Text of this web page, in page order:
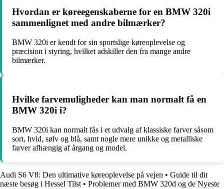
Hvordan er køreegenskaberne for en BMW 320i
sammenlignet med andre bilmærker?
BMW 320i er kendt for sin sportslige køreoplevelse og
præcision i styring, hvilket adskiller den fra mange andre
bilmærker.
Hvilke farvemuligheder kan man normalt få en
BMW 320i i?
BMW 320i kan normalt fås i et udvalg af klassiske farver såsom
sort, hvid, sølv og blå, samt nogle mere unikke og metalliske
farver afhængig af årgang og model.
Audi S6 V8: Den ultimative køreoplevelse på vejen • Guide til dit
næste besøg i Hessel Tilst • Problemer med BMW 320d og de Nyeste